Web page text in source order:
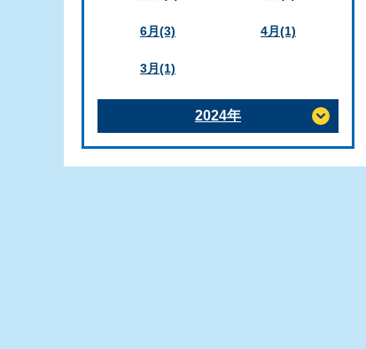
6月(3) 4月(1)
3月(1)
2024年